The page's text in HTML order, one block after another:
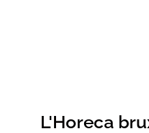
L'Horeca